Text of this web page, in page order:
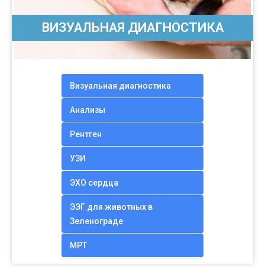
ВИЗУАЛЬНАЯ ДИАГНОСТИКА
Визуальная диагностика
Анализы
Рентген
УЗИ
ЭХО сердца
ЭЭГ для животных в
Зеленограде
МРТ